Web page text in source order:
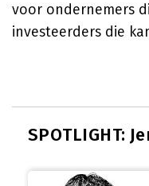
voor ondernemers
investeerders die
SPOTLIGHT: